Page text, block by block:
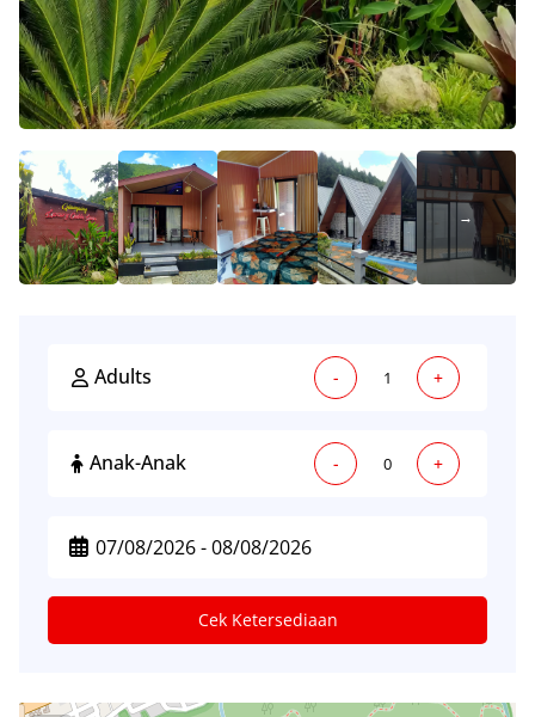
Adults - +
Anak-Anak - +
Cek Ketersediaan